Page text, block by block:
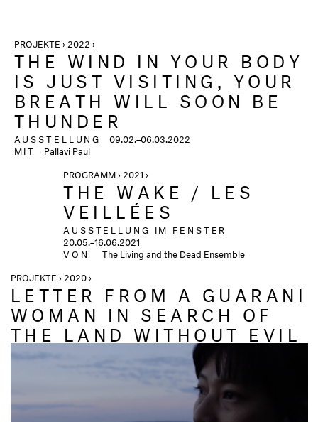
PROJEKTE › 2022 ›
THE WIND IN YOUR BODY
IS JUST VISITING, YOUR
BREATH WILL SOON BE
THUNDER
AUSSTELLUNG 09.02.–06.03.2022
MIT
Pallavi Paul
PROGRAMM › 2021 ›
THE WAKE / LES
VEILLÉES
AUSSTELLUNG IM FENSTER
20.05.–16.06.2021
VON
The Living and the Dead Ensemble
PROJEKTE › 2020 ›
LETTER FROM A GUARANI
WOMAN IN SEARCH OF
THE LAND WITHOUT EVIL